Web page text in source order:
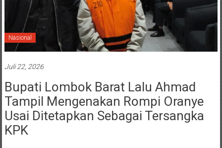
Nasional
Juli 22, 2026
Bupati Lombok Barat Lalu Ahmad
Tampil Mengenakan Rompi Oranye
Usai Ditetapkan Sebagai Tersangka
KPK